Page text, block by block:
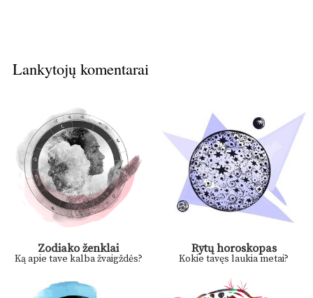
Lankytojų komentarai
Zodiako ženklai
Ką apie tave kalba žvaigždės?
Rytų horoskopas
Kokie tavęs laukia metai?